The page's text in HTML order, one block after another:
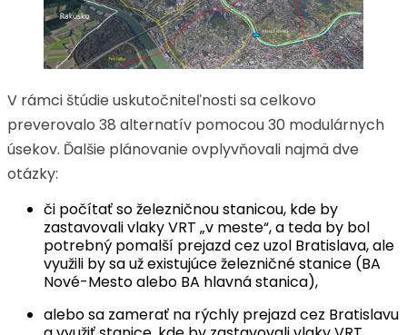
V rámci štúdie uskutočniteľnosti sa celkovo
preverovalo 38 alternatív pomocou 30 modulárnych
úsekov. Ďalšie plánovanie ovplyvňovali najmä dve
otázky:
či počítať so železničnou stanicou, kde by
zastavovali vlaky VRT „v meste“, a teda by bol
potrebný pomalší prejazd cez uzol Bratislava, ale
využili by sa už existujúce železničné stanice (BA
Nové-Mesto alebo BA hlavná stanica),
alebo sa zamerať na rýchly prejazd cez Bratislavu